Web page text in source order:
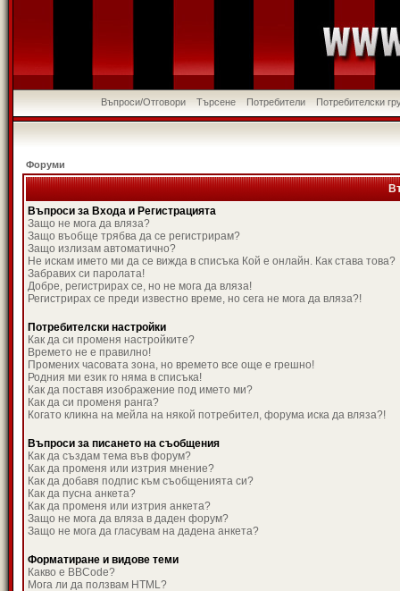
Въпроси/Отговори Търсене Потребители Потребителски
Форуми
Въпроси за Входа и Регистрацията
Защо не мога да вляза?
Защо въобще трябва да се регистрирам?
Защо излизам автоматично?
Не искам името ми да се вижда в списъка Кой е онлайн. Как става това?
Забравих си паролата!
Добре, регистрирах се, но не мога да вляза!
Регистрирах се преди известно време, но сега не мога да вляза?!
Потребителски настройки
Как да си променя настройките?
Времето не е правилно!
Промених часовата зона, но времето все още е грешно!
Родния ми език го няма в списъка!
Как да поставя изображение под името ми?
Как да си променя ранга?
Когато кликна на мейла на някой потребител, форума иска да вляза?!
Въпроси за писането на съобщения
Как да създам тема във форум?
Как да променя или изтрия мнение?
Как да добавя подпис към съобщенията си?
Как да пусна анкета?
Как да променя или изтрия анкета?
Защо не мога да вляза в даден форум?
Защо не мога да гласувам на дадена анкета?
Форматиране и видове теми
Какво е BBCode?
Мога ли да ползвам HTML?